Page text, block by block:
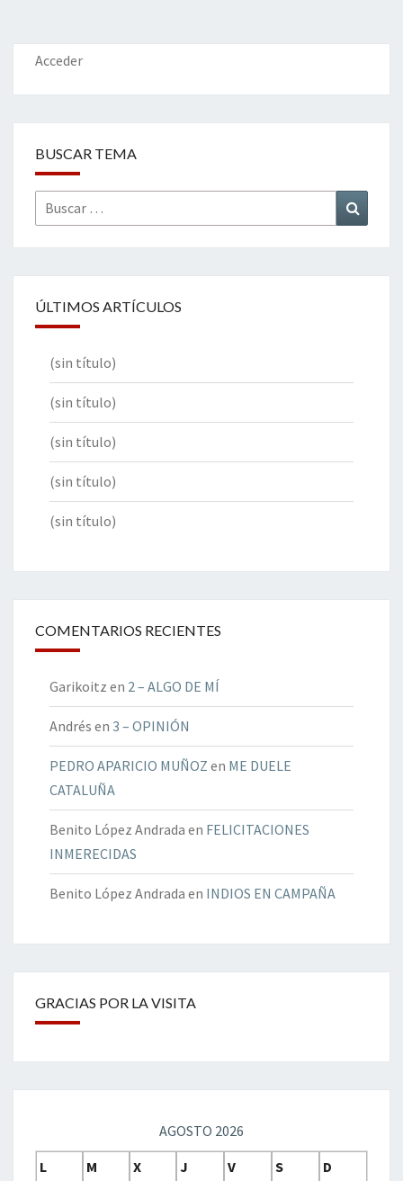
o
k
n
ar
Acceder
BUSCAR TEMA
Buscar
por:
ÚLTIMOS ARTÍCULOS
(sin título)
(sin título)
(sin título)
(sin título)
(sin título)
COMENTARIOS RECIENTES
Garikoitz en 2 – ALGO DE MÍ
Andrés en 3 – OPINIÓN
PEDRO APARICIO MUÑOZ en ME DUELE
CATALUÑA
Benito López Andrada en FELICITACIONES
INMERECIDAS
Benito López Andrada en INDIOS EN CAMPAÑA
GRACIAS POR LA VISITA
AGOSTO 2026
L
M X J V S
D